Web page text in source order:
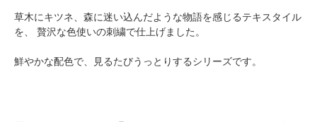
草木にキツネ、森に迷い込んだような物語を感じるテキスタイル
を、 贅沢な色使いの刺繍で仕上げました。
鮮やかな配色で、見るたびうっとりするシリーズです。